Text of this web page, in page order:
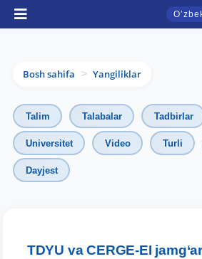
Bosh sahifa > Yangiliklar
Talim Talabalar Tadbirlar
Universitet Video Turli
Dayjest
TDYU va CERGE-EI
TDYU qabul murojaatlari chati
chatiga xush kelibsiz.